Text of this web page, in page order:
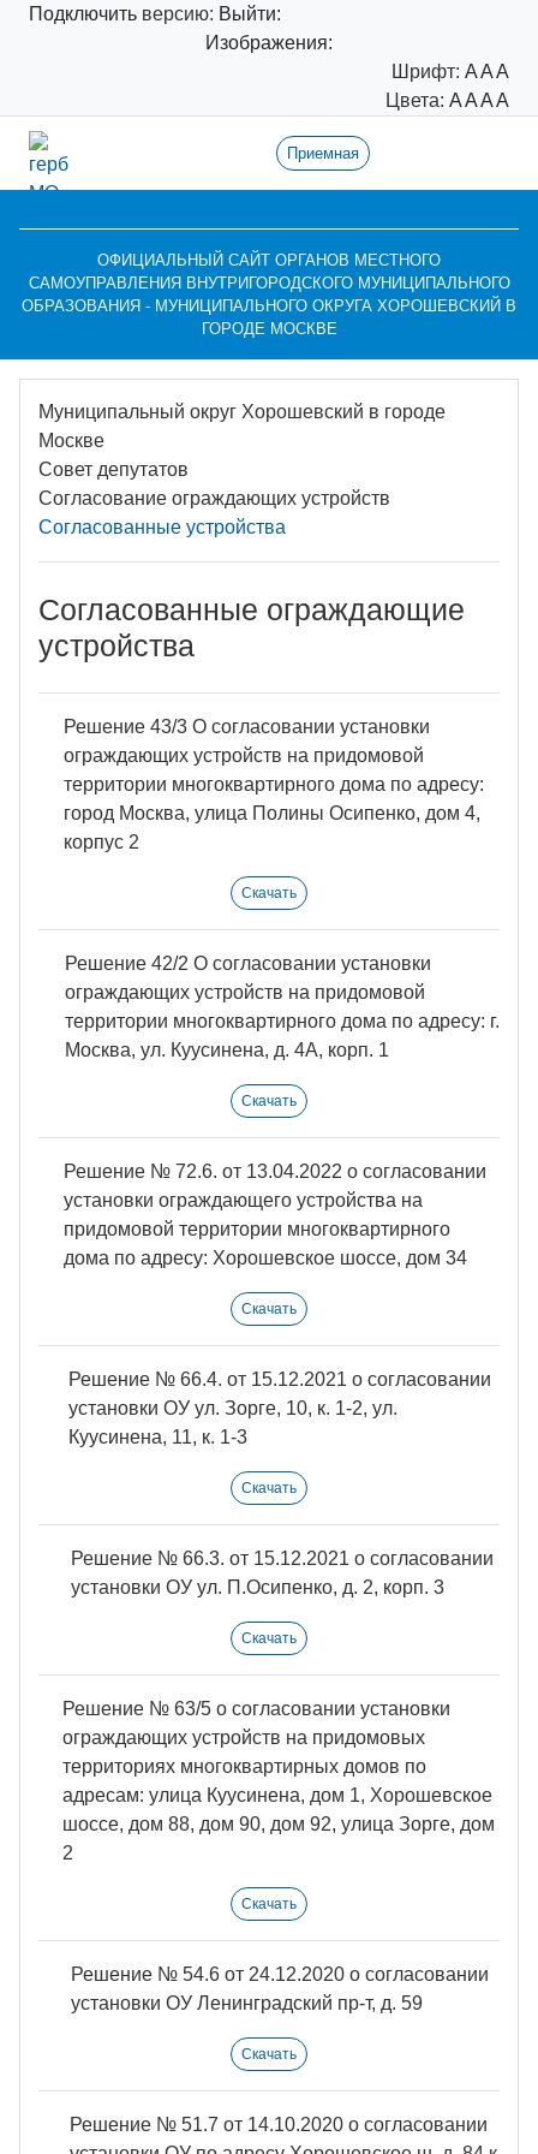
Подключить версию: Выйти:
Изображения:
Шрифт: AAA
Цвета: AAAA
Приемная
ОФИЦИАЛЬНЫЙ САЙТ ОРГАНОВ МЕСТНОГО
САМОУПРАВЛЕНИЯ ВНУТРИГОРОДСКОГО МУНИЦИПАЛЬНОГО
ОБРАЗОВАНИЯ - МУНИЦИПАЛЬНОГО ОКРУГА ХОРОШЕВСКИЙ В
ГОРОДЕ МОСКВЕ
Муниципальный округ Хорошевский в городе
Москве
Совет депутатов
Согласование ограждающих устройств
Согласованные устройства
Согласованные ограждающие
устройства
Решение 43/3 О согласовании установки
ограждающих устройств на придомовой
территории многоквартирного дома по адресу:
город Москва, улица Полины Осипенко, дом 4,
корпус 2
Скачать
Решение 42/2 О согласовании установки
ограждающих устройств на придомовой
территории многоквартирного дома по адресу: г.
Москва, ул. Куусинена, д. 4А, корп. 1
Скачать
Решение № 72.6. от 13.04.2022 о согласовании
установки ограждающего устройства на
придомовой территории многоквартирного
дома по адресу: Хорошевское шоссе, дом 34
Скачать
Решение № 66.4. от 15.12.2021 о согласовании
установки ОУ ул. Зорге, 10, к. 1-2, ул.
Куусинена, 11, к. 1-3
Скачать
Решение № 66.3. от 15.12.2021 о согласовании
установки ОУ ул. П.Осипенко, д. 2, корп. 3
Скачать
Решение № 63/5 о согласовании установки
ограждающих устройств на придомовых
территориях многоквартирных домов по
адресам: улица Куусинена, дом 1, Хорошевское
шоссе, дом 88, дом 90, дом 92, улица Зорге, дом
2
Скачать
Решение № 54.6 от 24.12.2020 о согласовании
установки ОУ Ленинградский пр-т, д. 59
Скачать
Решение № 51.7 от 14.10.2020 о согласовании